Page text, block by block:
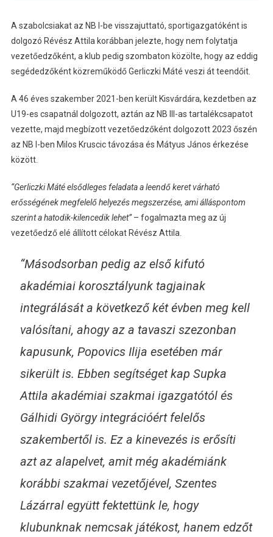
A szabolcsiakat az NB I-be visszajuttató, sportigazgatóként is
dolgozó Révész Attila korábban jelezte, hogy nem folytatja
vezetőedzőként, a klub pedig szombaton közölte, hogy az eddig
segédedzőként közreműködő Gerliczki Máté veszi át teendőit.
A 46 éves szakember 2021-ben került Kisvárdára, kezdetben az
U19-es csapatnál dolgozott, aztán az NB III-as tartalékcsapatot
vezette, majd megbízott vezetőedzőként dolgozott 2023 őszén
az NB I-ben Milos Kruscic távozása és Mátyus János érkezése
között.
“Gerliczki Máté elsődleges feladata a leendő keret várható
erősségének megfelelő helyezés megszerzése, ami álláspontom
szerint a hatodik-kilencedik lehet”– fogalmazta meg az új
vezetőedző elé állított célokat Révész Attila.
“Másodsorban pedig az első kifutó
akadémiai korosztályunk tagjainak
integrálását a következő két évben meg kell
valósítani, ahogy az a tavaszi szezonban
kapusunk, Popovics Ilija esetében már
sikerült is. Ebben segítséget kap Supka
Attila akadémiai szakmai igazgatótól és
Gálhidi György integrációért felelős
szakembertől is. Ez a kinevezés is erősíti
azt az alapelvet, amit még akadémiánk
korábbi szakmai vezetőjével, Szentes
Lázárral együtt fektettünk le, hogy
klubunknak nemcsak játékost, hanem edzőt